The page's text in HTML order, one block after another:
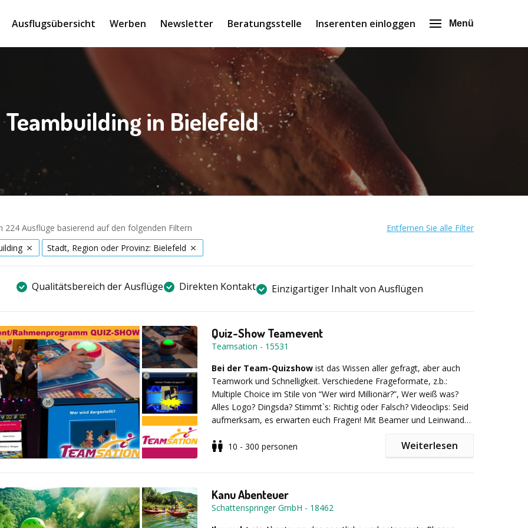
Ausflugsübersicht Werben Newsletter Beratungsstelle Inserenten einloggen Menü
Teambuilding in Bielefeld
224 Ausflüge basierend auf den folgenden Filtern
Entfernen Sie alle Filter
Stadt, Region oder Provinz: Bielefeld
Qualitätsbereich der Ausflüge Direkten Kontakt Einzigartiger Inhalt von Ausflügen
Quiz-Show Teamevent
Teamsation - 15531
Bei der Team-Quizshow ist das Wissen aller gefragt, aber auch
Teamwork und Schnelligkeit. Verschiedene Frageformate, z.b.:
Multiple Choice im Stile von “Wer wird Millionär?”, Wer weiß was?
Alles Logo? Dingsda? Stimmt`s: Richtig oder Falsch? Videoclips: Seid
aufmerksam, es erwarten euch Fragen! Mit Beamer und Leinwand
die Teilnehmer einen Buzzer, um sich wie in einer realen Fernseh-
Inhalte nach Ihren individuellen Wünschen in unsere Quizshow
eingebaut werden, um auch das Wissen über die eigene Firma oder
Organisation "zu testen".
Hauptthema dreht, wie
X-MAS Quiz-Show, Easter-Quiz-Show, Olympics-
10 - 300 personen Weiterlesen
Kanu Abenteuer
Schattenspringer GmbH - 18462